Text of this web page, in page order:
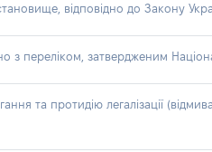
відповідно до Закону
переліком, затвердженим
та протидію легалізації